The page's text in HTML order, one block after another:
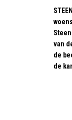
van
de
de